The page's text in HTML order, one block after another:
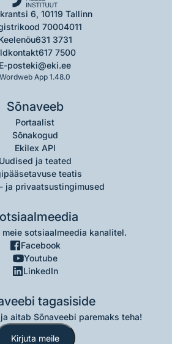
6, 10119 Tallinn
70004011
631 3731
617 7500
E-posteki@eki.ee
Wordweb App 1.48.0
Sõnaveeb
Portaalist
Sõnakogud
Ekilex API
Uudised ja teated
teatis
ja privaatsustingimused
sotsiaalmeedia kanalitel.
Facebook
Youtube
LinkedIn
tagasiside
aitab Sõnaveebi paremaks teha!
Kirjuta meile